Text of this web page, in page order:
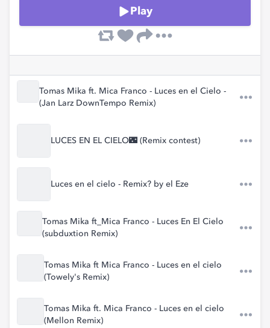
Play
Tomas Mika ft. Mica Franco - Luces en el Cielo -
(Jan Larz DownTempo Remix)
LUCES EN EL CIELO🌃 (Remix contest)
Luces en el cielo - Remix? by el Eze
Tomas Mika ft_Mica Franco - Luces En El Cielo
(subduxtion Remix)
Tomas Mika ft Mica Franco - Luces en el cielo
(Towely's Remix)
Tomas Mika ft. Mica Franco - Luces en el cielo
(Mellon Remix)